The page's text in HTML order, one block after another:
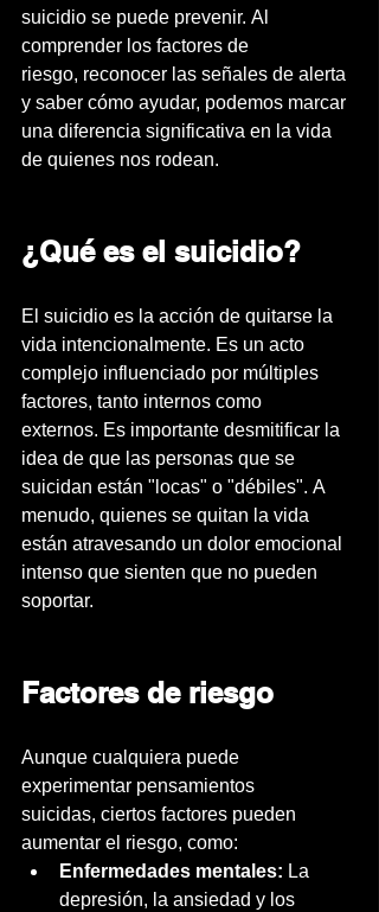
suicidio se puede prevenir. Al
comprender los factores de
riesgo, reconocer las señales de alerta
y saber cómo ayudar, podemos marcar
una diferencia significativa en la vida
de quienes nos rodean.
¿Qué es el suicidio?
El suicidio es la acción de quitarse la
vida intencionalmente. Es un acto
complejo influenciado por múltiples
factores, tanto internos como
externos. Es importante desmitificar la
idea de que las personas que se
suicidan están "locas" o "débiles". A
menudo, quienes se quitan la vida
están atravesando un dolor emocional
intenso que sienten que no pueden
soportar.
Factores de riesgo
Aunque cualquiera puede
experimentar pensamientos
suicidas, ciertos factores pueden
aumentar el riesgo, como:
Enfermedades mentales: La
depresión, la ansiedad y los